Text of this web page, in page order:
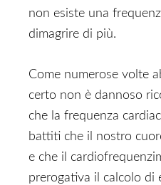
non esiste una
dimagrire di più.
Come numerose volte
certo non è dannoso
che la frequenza
battiti che il nostro
e che il
prerogativa il calcolo di